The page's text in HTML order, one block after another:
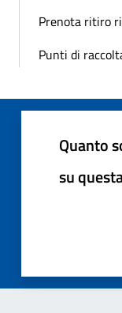
Prenota ritiro
Punti di
Quanto
su